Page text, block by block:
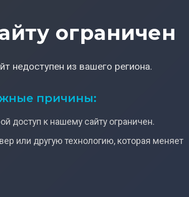
ограничен
недоступен из вашего региона.
причины:
доступ к нашему сайту ограничен.
или другую технологию, которая меняет